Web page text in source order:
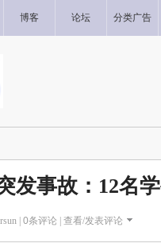
博客 论坛 分类广告
发事故：12名
| 0条评论 | 查看/发表评论